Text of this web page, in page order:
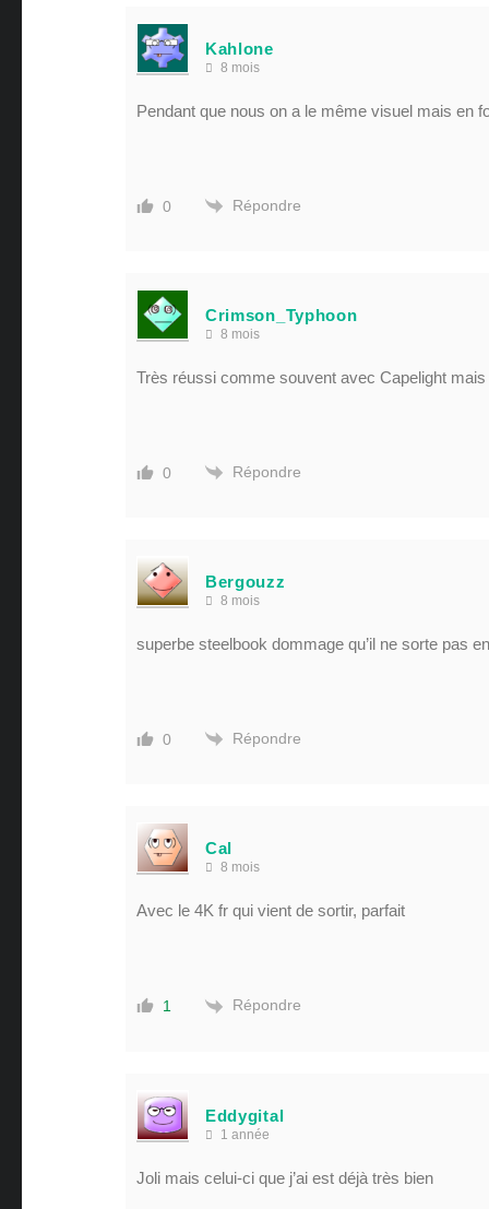
Kahlone
8 mois
Pendant que nous on a le même visuel mais
0 Répondre
Crimson_Typhoon
8 mois
Très réussi comme souvent avec Capelight mais
0 Répondre
Bergouzz
8 mois
superbe steelbook dommage qu’il ne sorte pas
0 Répondre
Cal
8 mois
Avec le 4K fr qui vient de sortir, parfait
1 Répondre
Eddygital
1 année
Joli mais celui-ci que j’ai est déjà très bien